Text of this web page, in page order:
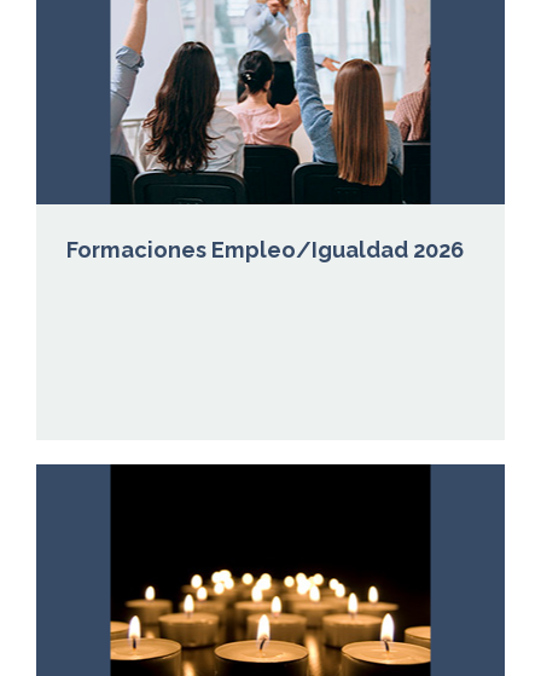
Formaciones Empleo/Igualdad 2026